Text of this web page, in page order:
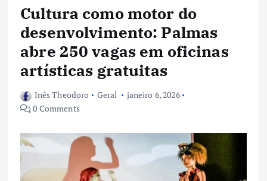
Cultura como motor do
desenvolvimento: Palmas
abre 250 vagas em oficinas
artísticas gratuitas
Inês Theodoro Geral
janeiro 6, 2026
0 Comments